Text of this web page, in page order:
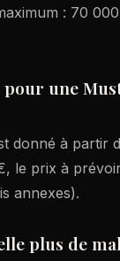
: 70
une
donné à partir
le prix à
annexes).
plus de